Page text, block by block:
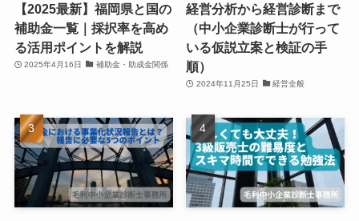
【2025最新】福岡県と国の
補助金一覧｜採択率を高め
る活用ポイントを解説
2025年4月16日 補助金・助成金関係
経営分析から経営診断まで
（中小企業診断士が行って
いる仮説立案と検証の手
順）
2024年11月25日 経営全般